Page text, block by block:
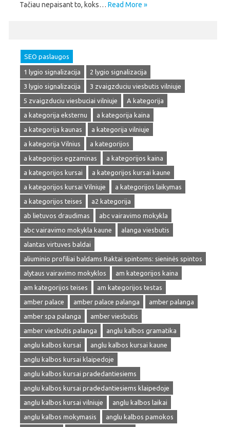
Tačiau nepaisant to, koks… Read More »
SEO paslaugos
1 lygio signalizacija
2 lygio signalizacija
3 lygio signalizacija
3 zvaigzduciu viesbutis vilniuje
5 zvaigzduciu viesbuciai vilniuje
A kategorija
a kategorija eksternu
a kategorija kaina
a kategorija kaunas
a kategorija vilniuje
a kategorija Vilnius
a kategorijos
a kategorijos egzaminas
a kategorijos kaina
a kategorijos kursai
a kategorijos kursai kaune
a kategorijos kursai Vilniuje
a kategorijos laikymas
a kategorijos teises
a2 kategorija
ab lietuvos draudimas
abc vairavimo mokykla
abc vairavimo mokykla kaune
alanga viesbutis
alantas virtuves baldai
aliuminio profiliai baldams Raktai spintoms: sieninės spintos
alytaus vairavimo mokyklos
am kategorijos kaina
am kategorijos teises
am kategorijos testas
amber palace
amber palace palanga
amber palanga
amber spa palanga
amber viesbutis
amber viesbutis palanga
anglu kalbos gramatika
anglu kalbos kursai
anglu kalbos kursai kaune
anglu kalbos kursai klaipedoje
anglu kalbos kursai pradedantiesiems
anglu kalbos kursai pradedantiesiems klaipedoje
anglu kalbos kursai vilniuje
anglu kalbos laikai
anglu kalbos mokymasis
anglu kalbos pamokos